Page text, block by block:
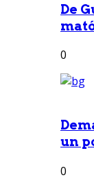
De
0
un
0